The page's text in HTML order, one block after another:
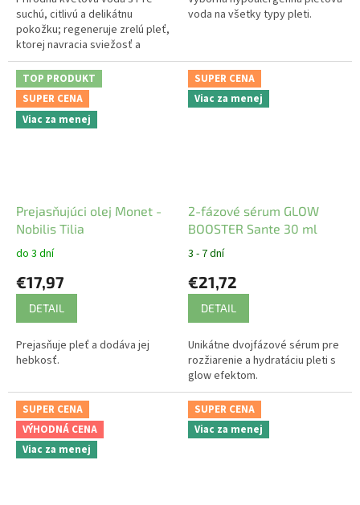
suchú, citlivú a delikátnu
pokožku; regeneruje zrelú pleť,
ktorej navracia sviežosť a
vitalitu.
voda na všetky typy pleti.
TOP PRODUKT
SUPER CENA
Viac za menej
Prejasňujúci olej Monet -
Nobilis Tilia
do 3 dní
€17,97
DETAIL
Prejasňuje pleť a dodáva jej
hebkosť.
SUPER CENA
Viac za menej
2-fázové sérum GLOW
BOOSTER Sante 30 ml
3 - 7 dní
€21,72
DETAIL
Unikátne dvojfázové sérum pre
rozžiarenie a hydratáciu pleti s
glow efektom.
SUPER CENA
VÝHODNÁ CENA
Viac za menej
SUPER CENA
Viac za menej